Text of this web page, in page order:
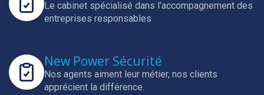
Le cabinet spécialisé dans l'accompagnement des
entreprises responsables
New Power Sécurité
Nos agents aiment leur métier, nos clients
apprécient la différence.